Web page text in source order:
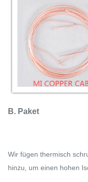
B. Paket
Wir fügen thermisch
hinzu, um einen hohen